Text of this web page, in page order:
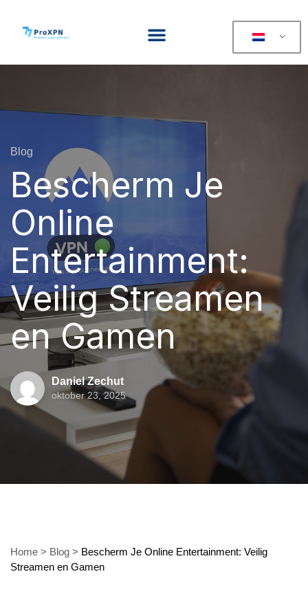
Blog
Bescherm Je
Online
Entertainment:
Veilig Streamen
en Gamen
Daniel Zechut
oktober 23, 2025
Home > Blog > Bescherm Je Online Entertainment: Veilig
Streamen en Gamen